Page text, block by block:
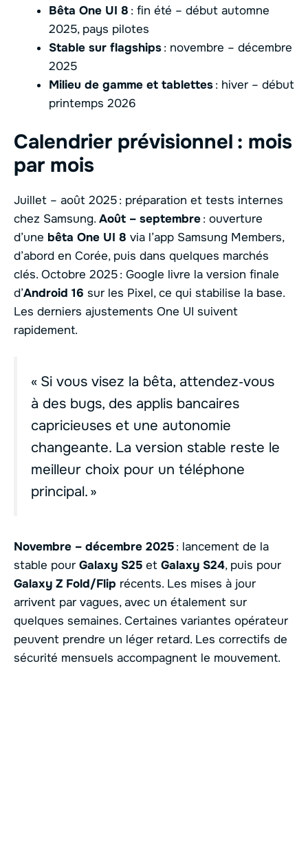
Bêta One UI 8 : fin été – début automne
2025, pays pilotes
Stable sur flagships: novembre – décembre
2025
Milieu de gamme et tablettes: hiver – début
printemps 2026
Calendrier prévisionnel : mois
par mois
Juillet – août 2025 : préparation et tests internes
chez Samsung. Août – septembre: ouverture
d’une bêta One UI 8 via l’app Samsung Members,
d’abord en Corée, puis dans quelques marchés
clés. Octobre 2025 : Google livre la version finale
d’Android 16 sur les Pixel, ce qui stabilise la base.
Les derniers ajustements One UI suivent
rapidement.
« Si vous visez la bêta, attendez‑vous
à des bugs, des applis bancaires
capricieuses et une autonomie
changeante. La version stable reste le
meilleur choix pour un téléphone
principal. »
Novembre – décembre 2025: lancement de la
stable pour Galaxy S25 et Galaxy S24, puis pour
Galaxy Z Fold/Flip récents. Les mises à jour
arrivent par vagues, avec un étalement sur
quelques semaines. Certaines variantes opérateur
peuvent prendre un léger retard. Les correctifs de
sécurité mensuels accompagnent le mouvement.